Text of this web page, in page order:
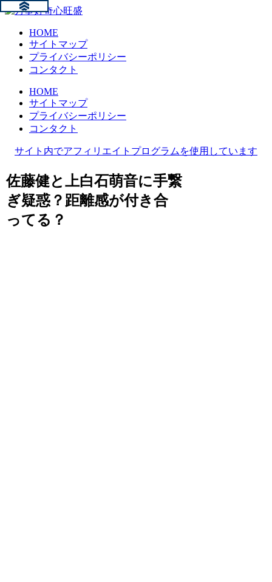
HOME
サイトマップ
プライバシーポリシー
コンタクト
HOME
サイトマップ
プライバシーポリシー
コンタクト
サイト内でアフィリエイトプログラムを使用しています
佐藤健と上白石萌音に手繋
ぎ疑惑？距離感が付き合
ってる？